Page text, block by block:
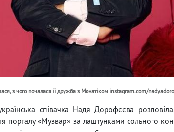
з чого почалася її дружба з Монатіком instagram.com/
співачка Надя Дорофєєва
порталу «Музвар» за лаштунками сольного